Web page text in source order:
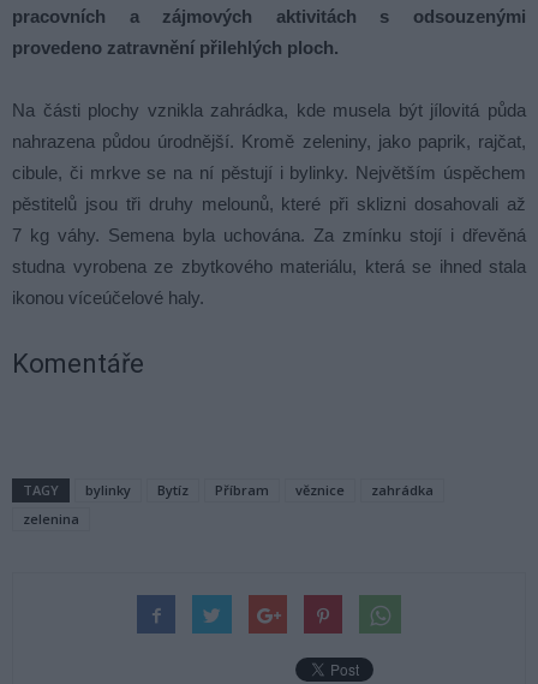
pracovních a zájmových aktivitách s odsouzenými
provedeno zatravnění přilehlých ploch.
Na části plochy vznikla zahrádka, kde musela být jílovitá půda
nahrazena půdou úrodnější. Kromě zeleniny, jako paprik, rajčat,
cibule, či mrkve se na ní pěstují i bylinky. Největším úspěchem
pěstitelů jsou tři druhy melounů, které při sklizni dosahovali až
7 kg váhy. Semena byla uchována. Za zmínku stojí i dřevěná
studna vyrobena ze zbytkového materiálu, která se ihned stala
ikonou víceúčelové haly.
Komentáře
TAGY bylinky Bytíz Příbram věznice
zahrádka
zelenina